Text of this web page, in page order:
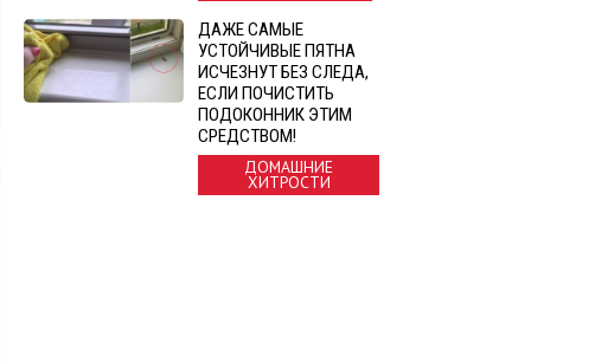
ДАЖЕ САМЫЕ
УСТОЙЧИВЫЕ ПЯТНА
ИСЧЕЗНУТ БЕЗ СЛЕДА,
ЕСЛИ ПОЧИСТИТЬ
ПОДОКОННИК ЭТИМ
СРЕДСТВОМ!
ДОМАШНИЕ
ХИТРОСТИ